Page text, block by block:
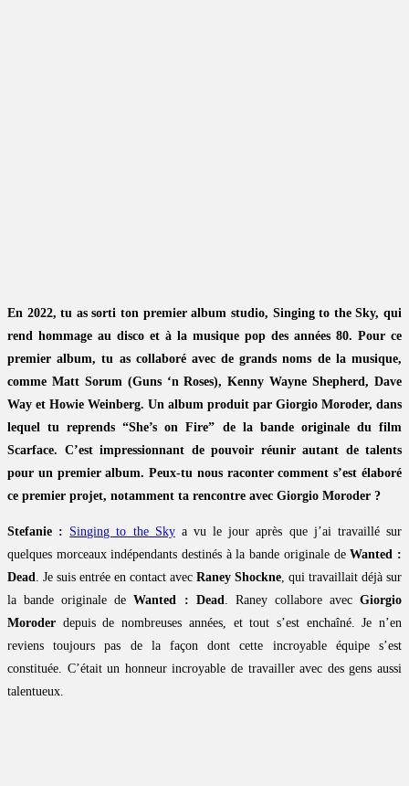
En 2022, tu as sorti ton premier album studio, Singing to the Sky, qui
rend hommage au disco et à la musique pop des années 80. Pour ce
premier album, tu as collaboré avec de grands noms de la musique,
comme Matt Sorum (Guns ‘n Roses), Kenny Wayne Shepherd, Dave
Way et Howie Weinberg. Un album produit par Giorgio Moroder, dans
lequel tu reprends “She’s on Fire” de la bande originale du film
Scarface. C’est impressionnant de pouvoir réunir autant de talents
pour un premier album. Peux-tu nous raconter comment s’est élaboré
ce premier projet, notamment ta rencontre avec Giorgio Moroder ?
Stefanie : Singing to the Skya vu le jour après que j’ai travaillé sur
quelques morceaux indépendants destinés à la bande originale deWanted :
Dead. Je suis entrée en contact avec Raney Shockne, qui travaillait déjà sur
la bande originale deWanted : Dead. Raney collabore avecGiorgio
Moroder depuis de nombreuses années, et tout s’est enchaîné. Je n’en
reviens toujours pas de la façon dont cette incroyable équipe s’est
constituée. C’était un honneur incroyable de travailler avec des gens aussi
talentueux.